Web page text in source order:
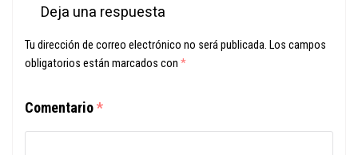
Deja una respuesta
Tu dirección de correo electrónico no será publicada. Los campos
obligatorios están marcados con *
Comentario*